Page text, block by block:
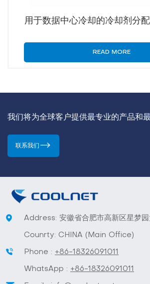
用于数据中心冷却的冷却剂分
READ MORE
我们将为全球客户提供最专业的产品和
联系我们
Address: 安徽省合肥市高新区星梦园
Counrty: CHINA (Main Office)
Phone : +86-18326091011
WhatsApp : +86-18326091011